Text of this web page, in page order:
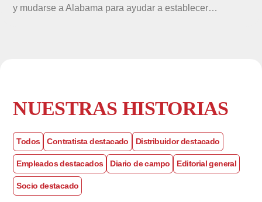
y mudarse a Alabama para ayudar a establecer…
NUESTRAS HISTORIAS
Todos Contratista destacado Distribuidor destacado
Empleados destacados Diario de campo Editorial general
Socio destacado